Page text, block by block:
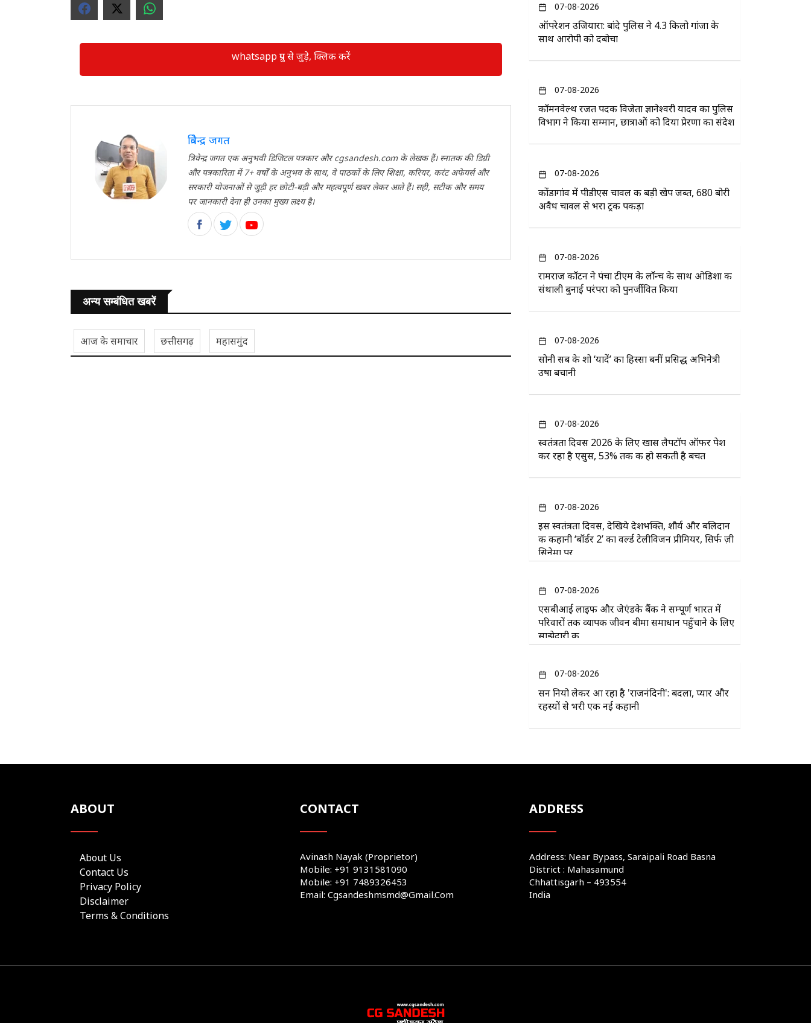
whatsapp ग्रुप से जुड़े, क्लिक करें
त्रिवेन्द्र जगत
त्रिवेन्द्र जगत एक अनुभवी डिजिटल पत्रकार और cgsandesh.com के लेखक हैं। स्नातक की डिग्री
और पत्रकारिता में 7+ वर्षों के अनुभव के साथ, वे पाठकों के लिए शिक्षा, करियर, करंट अफेयर्स और
सरकारी योजनाओं से जुड़ी हर छोटी-बड़ी और महत्वपूर्ण खबर लेकर आते हैं। सही, सटीक और समय
पर जानकारी देना ही उनका मुख्य लक्ष्य है।
अन्य सम्बंधित खबरें
आज के समाचार छत्तीसगढ़ महासमुंद
07-08-2026
ऑपरेशन उजियारा: बांदे पुलिस ने 4.3 किलो गांजा के
साथ आरोपी को दबोचा
07-08-2026
कॉमनवेल्थ रजत पदक विजेता ज्ञानेश्वरी यादव का पुलिस
विभाग ने किया सम्मान, छात्राओं को दिया प्रेरणा का संदेश
07-08-2026
कोंडागांव में पीडीएस चावल की बड़ी खेप जब्त, 680 बोरी
अवैध चावल से भरा ट्रक पकड़ा
07-08-2026
रामराज कॉटन ने पंचा टीएम के लॉन्च के साथ ओडिशा की
संथाली बुनाई परंपरा को पुनर्जीवित किया
07-08-2026
सोनी सब के शो ‘यादें’ का हिस्सा बनीं प्रसिद्ध अभिनेत्री
उषा बचानी
07-08-2026
स्वतंत्रता दिवस 2026 के लिए खास लैपटॉप ऑफर पेश
कर रहा है एसुस, 53% तक की हो सकती है बचत
07-08-2026
इस स्वतंत्रता दिवस, देखिये देशभक्ति, शौर्य और बलिदान
की कहानी ‘बॉर्डर 2’ का वर्ल्ड टेलीविजन प्रीमियर, सिर्फ ज़ी
सिनेमा पर
07-08-2026
एसबीआई लाइफ और जेएंडके बैंक ने सम्पूर्ण भारत में
परिवारों तक व्यापक जीवन बीमा समाधान पहुँचाने के लिए
साझेदारी की
07-08-2026
सन नियो लेकर आ रहा है 'राजनंदिनी': बदला, प्यार और
रहस्यों से भरी एक नई कहानी
ABOUT
About Us
Contact Us
Privacy Policy
Disclaimer
Terms & Conditions
CONTACT
Avinash Nayak (Proprietor)
Mobile: +91 9131581090
Mobile: +91 7489326453
Email: Cgsandeshmsmd@gmail.com
ADDRESS
Address: Near Bypass, Saraipali Road Basna
District : Mahasamund
Chhattisgarh – 493554
India